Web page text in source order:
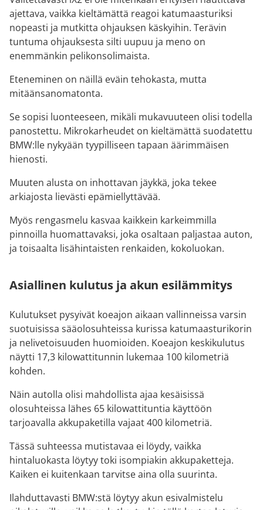
ajettava, vaikka kieltämättä reagoi katumaasturiksi
nopeasti ja mutkitta ohjauksen käskyihin. Terävin
tuntuma ohjauksesta silti uupuu ja meno on
enemmänkin pelikonsolimaista.
Eteneminen on näillä eväin tehokasta, mutta
mitäänsanomatonta.
Se sopisi luonteeseen, mikäli mukavuuteen olisi todella
panostettu. Mikrokarheudet on kieltämättä suodatettu
BMW:lle nykyään tyypilliseen tapaan äärimmäisen
hienosti.
Muuten alusta on inhottavan jäykkä, joka tekee
arkiajosta lievästi epämiellyttävää.
Myös rengasmelu kasvaa kaikkein karkeimmilla
pinnoilla huomattavaksi, joka osaltaan paljastaa auton,
ja toisaalta lisähintaisten renkaiden, kokoluokan.
Asiallinen kulutus ja akun esilämmitys
Kulutukset pysyivät koeajon aikaan vallinneissa varsin
suotuisissa sääolosuhteissa kurissa katumaasturikorin
ja nelivetoisuuden huomioiden. Koeajon keskikulutus
näytti 17,3 kilowattitunnin lukemaa 100 kilometriä
kohden.
Näin autolla olisi mahdollista ajaa kesäisissä
olosuhteissa lähes 65 kilowattituntia käyttöön
tarjoavalla akkupaketilla vajaat 400 kilometriä.
Tässä suhteessa mutistavaa ei löydy, vaikka
hintaluokasta löytyy toki isompiakin akkupaketteja.
Kaiken ei kuitenkaan tarvitse aina olla suurinta.
Ilahduttavasti BMW:stä löytyy akun esivalmistelu